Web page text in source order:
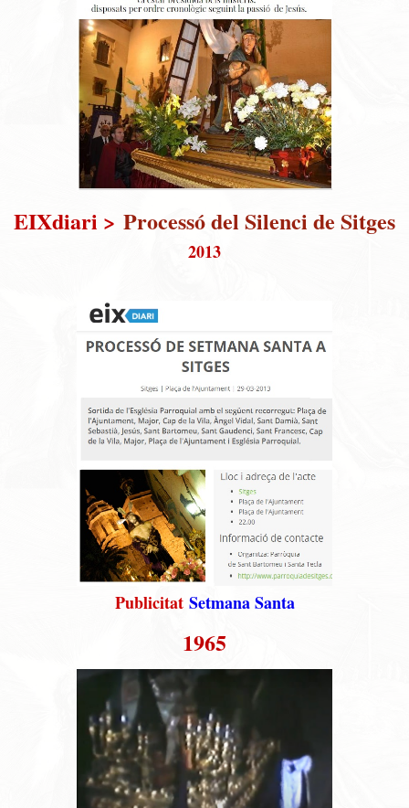
EIXdiari > Processó del Silenci de Sitges
2013
Publicitat Setmana Santa
1965